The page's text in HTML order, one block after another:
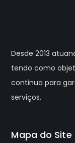
Desde 2013
tendo como
continua para
serviços.
Mapa do Site